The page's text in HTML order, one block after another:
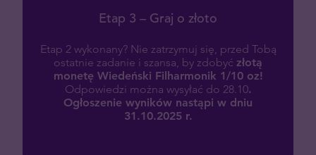
Etap 3 – Graj o złoto
Etap 2 wykonany? Nie zatrzymuj się, przed Tobą
ostatnie zadanie i szansa, by zdobyć złotą
monetę Wiedeński Filharmonik 1/10 oz!
Odpowiedzi można wysyłać do 28.10.
Ogłoszenie wyników nastąpi w dniu
31.10.2025 r.